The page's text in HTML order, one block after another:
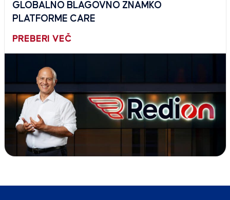
GLOBALNO BLAGOVNO ZNAMKO
PLATFORME CARE
PREBERI VEČ